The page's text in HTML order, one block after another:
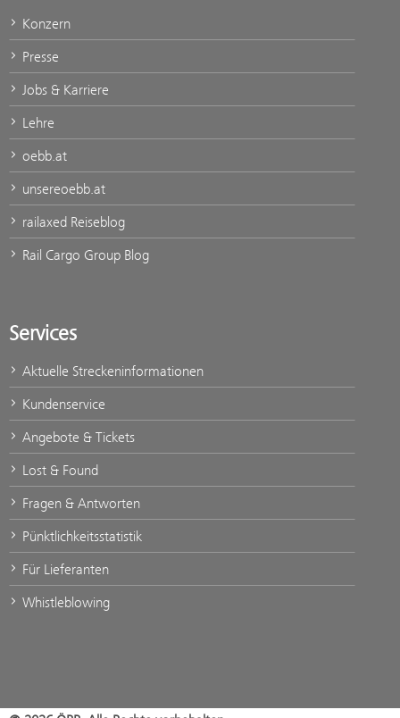
Konzern
Presse
Jobs & Karriere
Lehre
oebb.at
unsereoebb.at
railaxed Reiseblog
Rail Cargo Group Blog
Services
Aktuelle Streckeninformationen
Kundenservice
Angebote & Tickets
Lost & Found
Fragen & Antworten
Pünktlichkeitsstatistik
Für Lieferanten
Whistleblowing